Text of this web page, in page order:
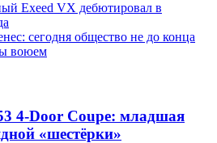
Exeed VX дебютировал в
сегодня общество не до конца
воюем
4-Door Coupe: младшая
«шестёрки»